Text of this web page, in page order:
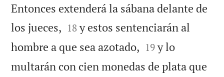
Entonces extenderá la sábana delante de
los jueces, 

18 y estos sentenciarán al
hombre a que sea azotado, 

19 y lo
multarán con cien monedas de plata que